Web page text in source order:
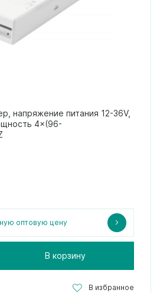
напряжение питания 12-36V,
4×(96-
оптовую цену
В корзину
В избранное